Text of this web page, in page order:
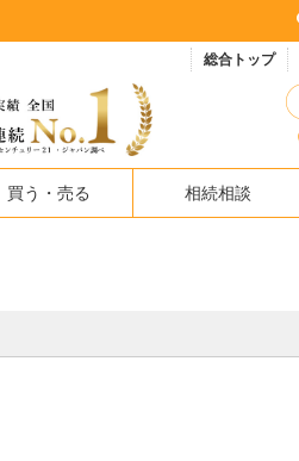
総合トップ
買う・売る 相続相談